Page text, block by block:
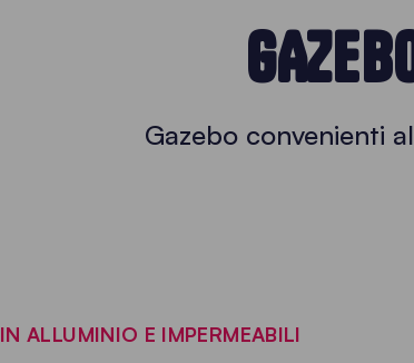
Gazebo convenienti
IN ALLUMINIO E IMPERMEABILI